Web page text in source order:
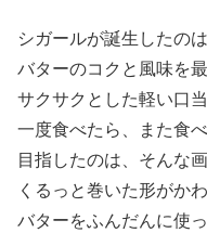
シガールが誕生したの
バターのコクと風味を
サクサクとした軽い口
一度食べたら、また食べ
目指したのは、そんな
くるっと巻いた形がか
バターをふんだんに使